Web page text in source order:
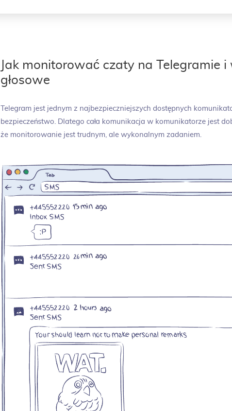
Jak monitorować czaty na Telegramie
głosowe
Telegram jest jednym z najbezpieczniejszych dostępnych
bezpieczeństwo. Dlatego cała komunikacja w komunikatorze jest
że monitorowanie jest trudnym, ale wykonalnym zadaniem.